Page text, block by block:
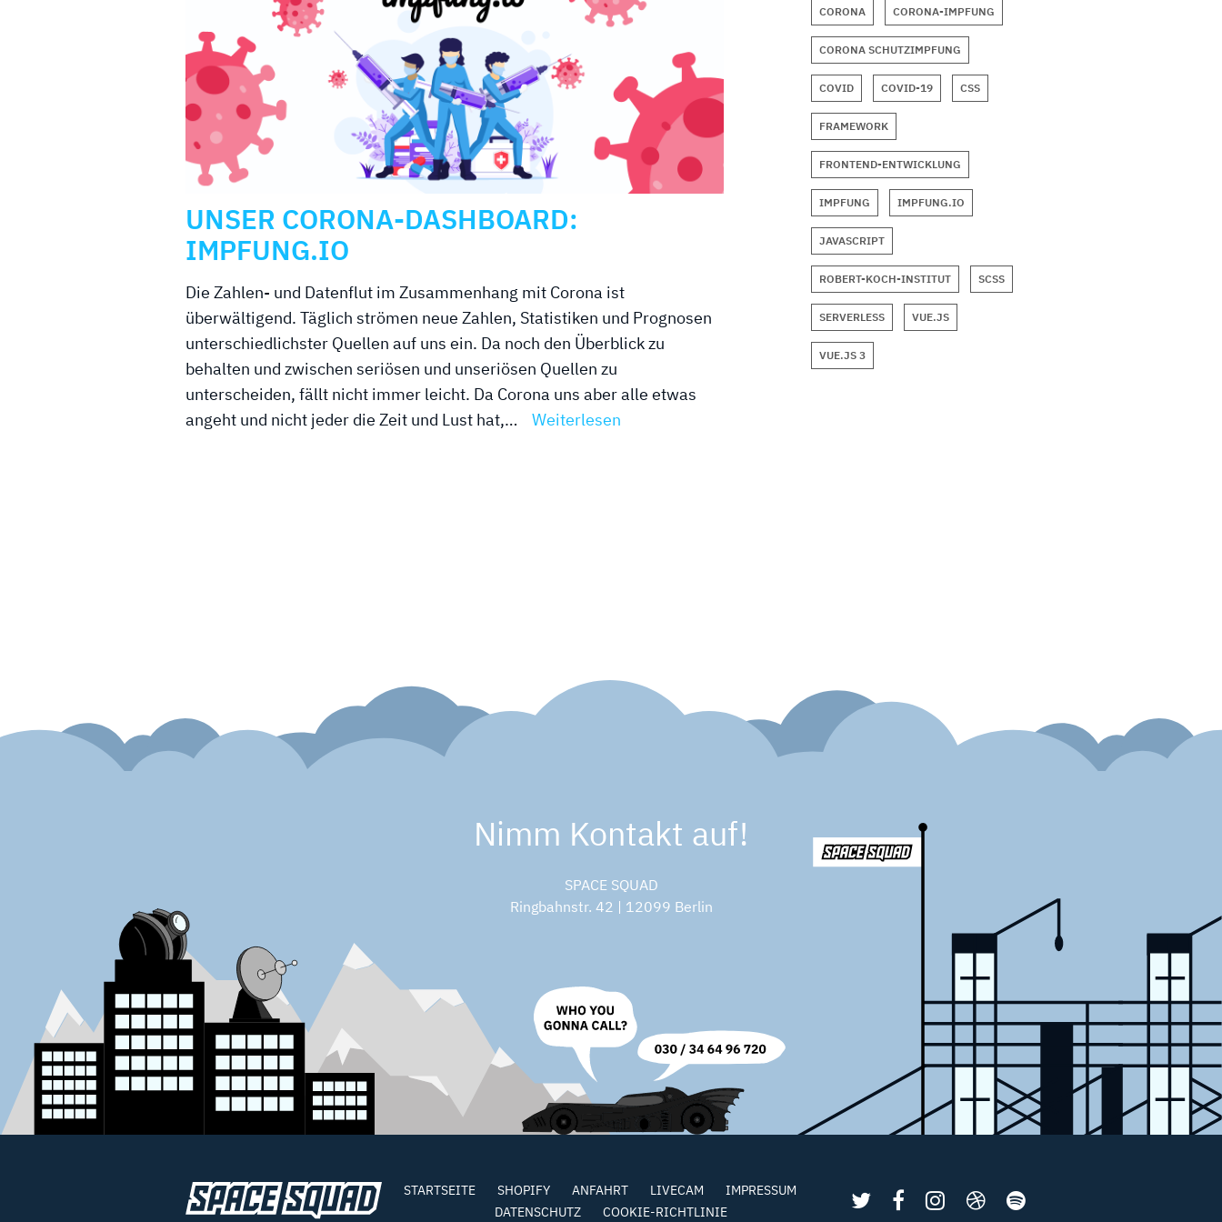
UNSER CORONA-DASHBOARD:
IMPFUNG.IO
Die Zahlen- und Datenflut im Zusammenhang mit Corona ist
überwältigend. Täglich strömen neue Zahlen, Statistiken und Prognosen
unterschiedlichster Quellen auf uns ein. Da noch den Überblick zu
behalten und zwischen seriösen und unseriösen Quellen zu
unterscheiden, fällt nicht immer leicht. Da Corona uns aber alle etwas
angeht und nicht jeder die Zeit und Lust hat,…
Weiterlesen
CORONA CORONA-IMPFUNG
CORONA SCHUTZIMPFUNG
COVID COVID-19 CSS
FRAMEWORK
FRONTEND-ENTWICKLUNG
IMPFUNG IMPFUNG.IO
JAVASCRIPT
ROBERT-KOCH-INSTITUT SCSS
SERVERLESS VUE.JS
VUE.JS 3
Nimm Kontakt auf!
SPACE SQUAD
Ringbahnstr. 42 | 12099 Berlin
STARTSEITE SHOPIFY ANFAHRT LIVECAM
IMPRESSUM
DATENSCHUTZ
COOKIE-RICHTLINIE
SPACESPACESPACESPACESPACE